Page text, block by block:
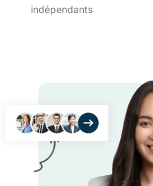
indépendants